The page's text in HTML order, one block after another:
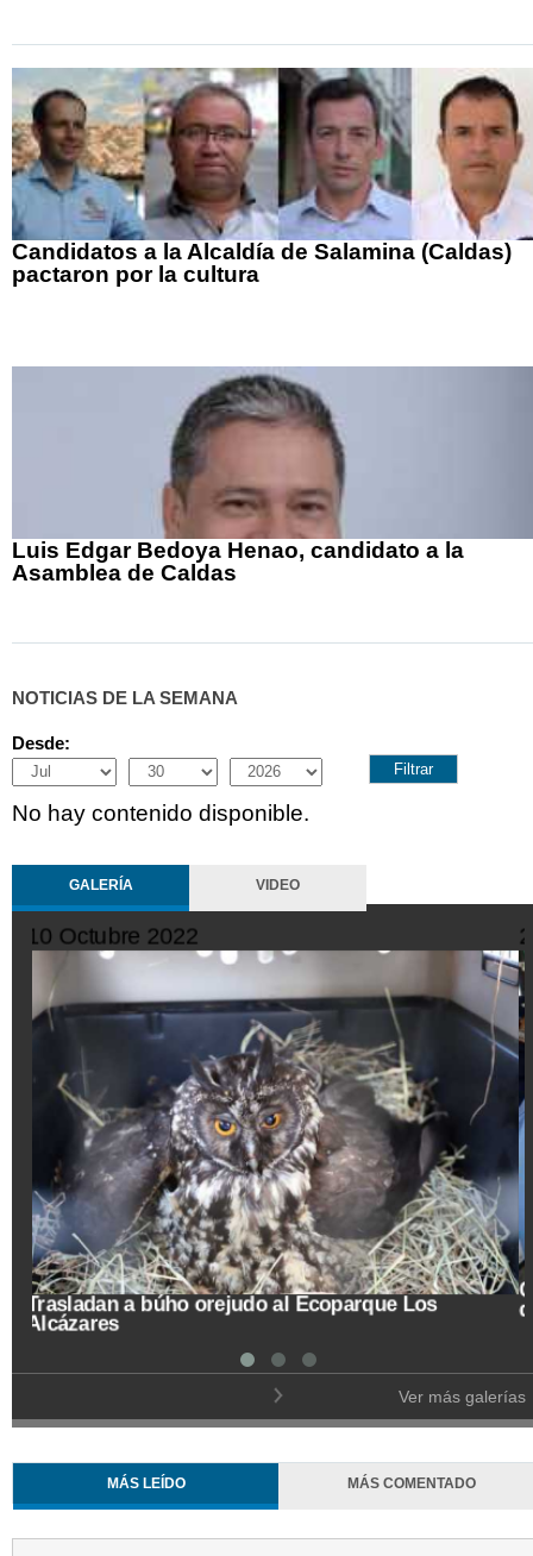
Candidatos a la Alcaldía de Salamina (Caldas)
pactaron por la cultura
Luis Edgar Bedoya Henao, candidato a la
Asamblea de Caldas
NOTICIAS DE LA SEMANA
Desde:
Month
Day Year
No hay contenido disponible.
GALERÍA VIDEO
10 Octubre 2022
Trasladan a búho orejudo al Ecoparque Los
Alcázares
Ver más galerías
MÁS LEÍDO MÁS COMENTADO